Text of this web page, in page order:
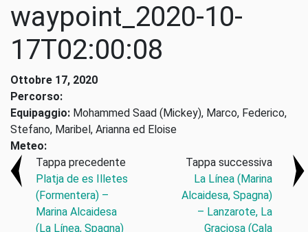
waypoint_2020-10-
17T02:00:08
Ottobre 17, 2020
Percorso:
Equipaggio: Mohammed Saad (Mickey), Marco, Federico,
Stefano, Maribel, Arianna ed Eloise
Meteo:
Tappa precedente
Platja de es Illetes
(Formentera) –
Marina Alcaidesa
(La Línea, Spagna)
Tappa successiva
La Línea (Marina
Alcaidesa, Spagna)
– Lanzarote, La
Graciosa (Cala